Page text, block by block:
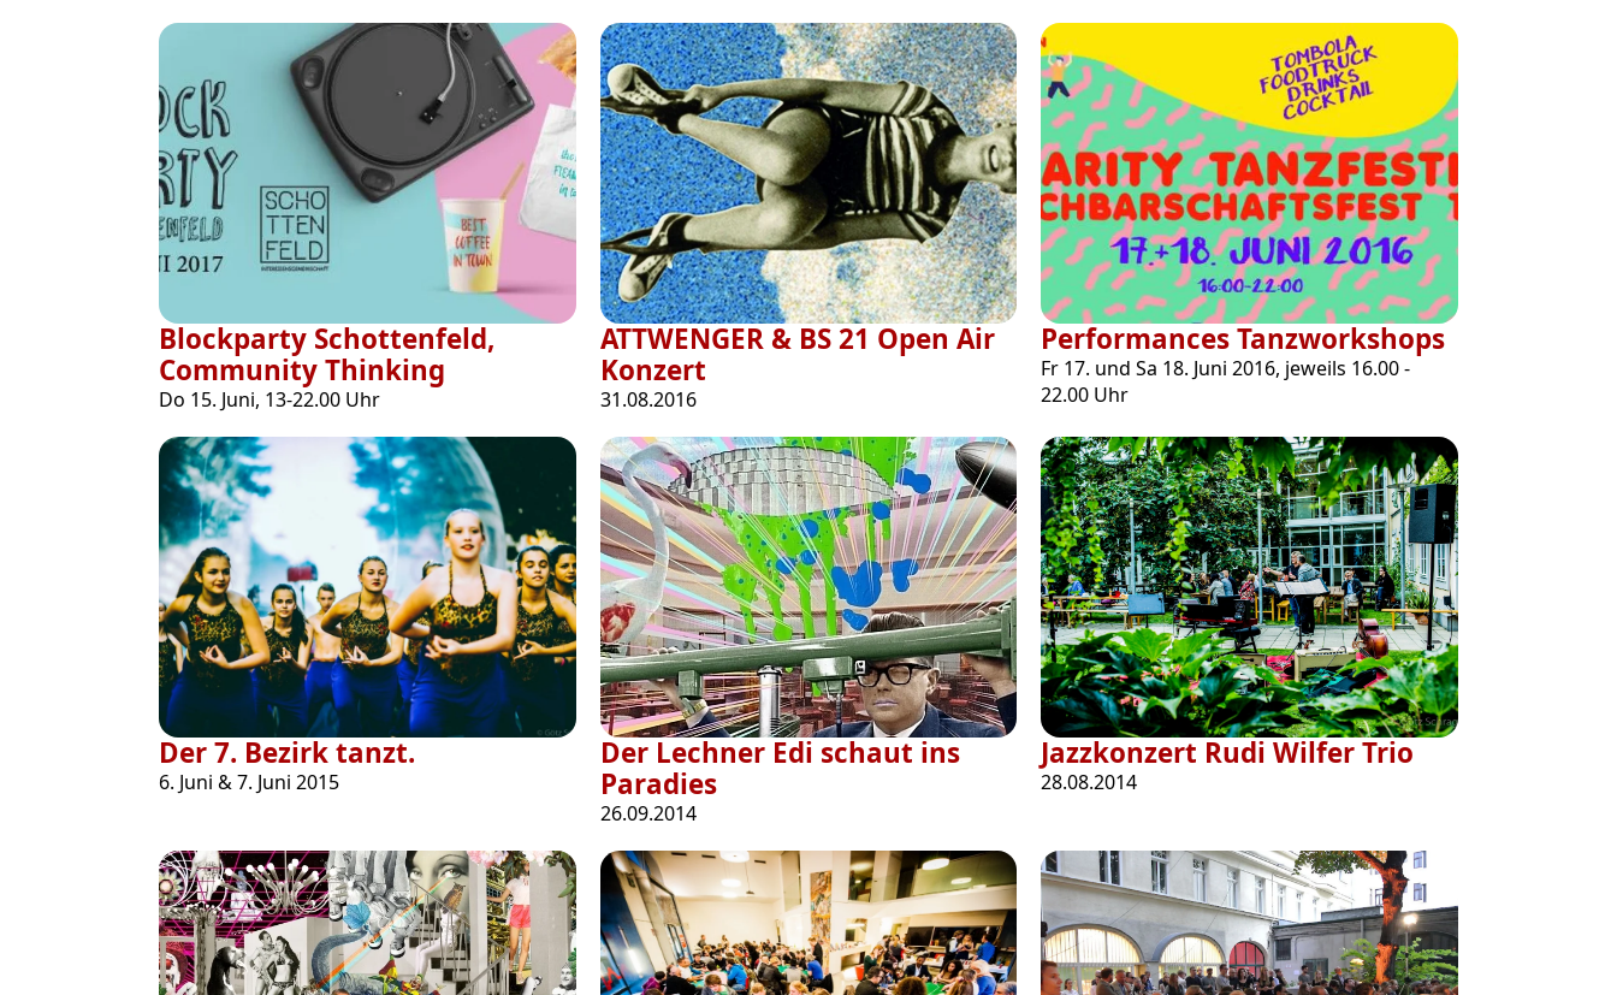
Blockparty Schottenfeld,
Community Thinking
Do 15. Juni, 13-22.00 Uhr
ATTWENGER & BS 21 Open Air
Konzert
31.08.2016
Performances Tanzworkshops
Fr 17. und Sa 18. Juni 2016, jeweils 16.00 -
22.00 Uhr
Der 7. Bezirk tanzt.
6. Juni & 7. Juni 2015
Der Lechner Edi schaut ins
Paradies
26.09.2014
Jazzkonzert Rudi Wilfer Trio
28.08.2014